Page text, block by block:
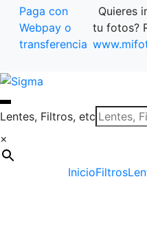
Paga con
Webpay o
transferencia
Quieres
tu fotos?
Ir
la
Saltar
contenido
Lentes, Filtros, etc
×
InicioFiltros